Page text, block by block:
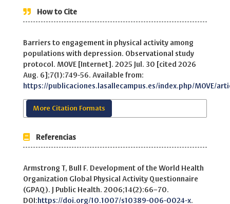
How to Cite
Barriers to engagement in physical activity among
populations with depression. Observational study
protocol. MOVE [Internet]. 2025 Jul. 30 [cited 2026
Aug. 6];7(1):749-56. Available from:
https://publicaciones.lasallecampus.es/index.php/MOVE/
More Citation Formats
Referencias
Armstrong T, Bull F. Development of the World Health
Organization Global Physical Activity Questionnaire
(GPAQ). J Public Health. 2006;14(2):66–70.
DOI: https://doi.org/10.1007/s10389-006-0024-x.